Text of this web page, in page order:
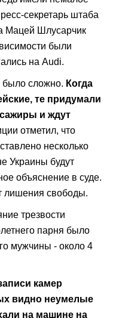
секретарь штаба
Мацей Шлусарчик
были
на Audi.
было сложно. Когда
те придумали
и ждут
отметил, что
несколько
Украины будут
объяснение в суде.
лишения свободы.
трезвости
парня было
мужчины - около 4
камер
видно неумелые
на машине на